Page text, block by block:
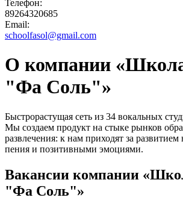
Телефон:
89264320685
Email:
schoolfasol@gmail.com
О компании
"Фа Соль"»
Быстрорастущая сеть из 34 вокальных
Мы создаем продукт на стыке рынков
развлечения: к нам приходят за развитием
пения и позитивными эмоциями.
Вакансии компании
"Фа Соль"»